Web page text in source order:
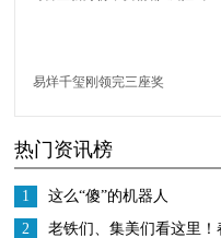
易烊千玺刚领完三座奖
份，女粉都“疯狂”了
热门资讯榜
1
这么“傻”的机器人
2
老铁们、集美们看这里！